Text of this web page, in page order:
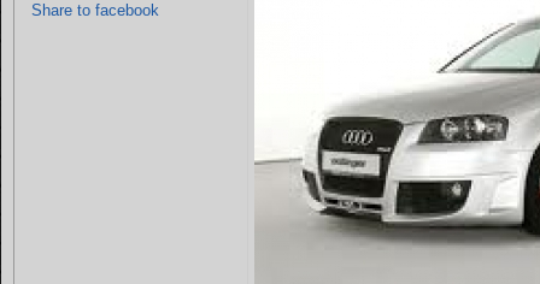
Share to facebook